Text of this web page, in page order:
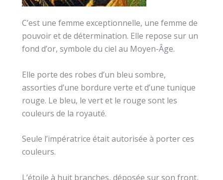
C’est une femme exceptionnelle, une femme de
pouvoir et de détermination. Elle repose sur un
fond d’or, symbole du ciel au Moyen-Âge.
Elle porte des robes d’un bleu sombre,
assorties d’une bordure verte et d’une tunique
rouge. Le bleu, le vert et le rouge sont les
couleurs de la royauté.
Seule l’impératrice était autorisée à porter ces
couleurs.
L’étoile à huit branches, déposée sur son front,